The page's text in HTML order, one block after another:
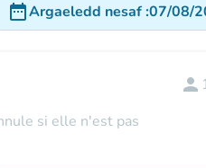
date_rangeArgaeledd nesaf:07/08/
si elle n'est pas
person